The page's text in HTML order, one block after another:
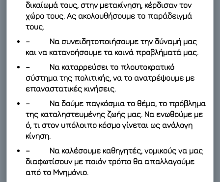
δικαίωμά τους, στην μετακίνηση, κέρδισαν τον
χώρο τους. Ας ακολουθήσουμε το παράδειγμά
τους.
– Να συνειδητοποιήσουμε την δύναμή μας
και να κατανοήσουμε τα κοινά προβλήματά μας.
– Να καταρρεύσει το πλουτοκρατικό
σύστημα της πολιτικής, να το ανατρέψουμε με
επαναστατικές κινήσεις.
– Να δούμε παγκόσμια το θέμα, το πρόβλημα
της καταληστευμένης ζωής μας. Να ενωθούμε με
ό, τι στον υπόλοιπο κόσμο γίνεται ως ανάλογη
κίνηση.
– Να καλέσουμε καθηγητές, νομικούς να μας
διαφωτίσουν με ποιόν τρόπο θα απαλλαγούμε
από το Μνημόνιο.